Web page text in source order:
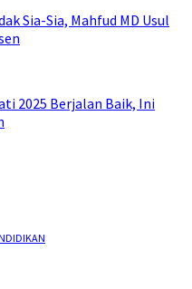
Sia-Sia, Mahfud MD Usul
2025 Berjalan Baik, Ini